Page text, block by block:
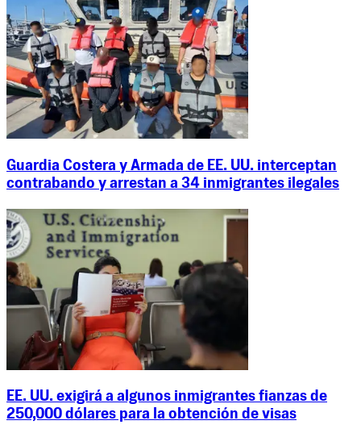
Guardia Costera y Armada de EE. UU. interceptan
contrabando y arrestan a 34 inmigrantes ilegales
EE. UU. exigirá a algunos inmigrantes fianzas de
250,000 dólares para la obtención de visas